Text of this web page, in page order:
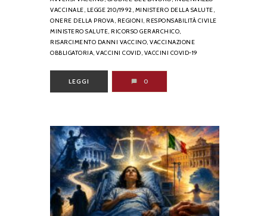
VACCINALE, LEGGE 210/1992, MINISTERO DELLA SALUTE,
ONERE DELLA PROVA, REGIONI, RESPONSABILITÀ CIVILE
MINISTERO SALUTE, RICORSO GERARCHICO,
RISARCIMENTO DANNI VACCINO, VACCINAZIONE
OBBLIGATORIA, VACCINI COVID, VACCINI COVID-19
LEGGI 0